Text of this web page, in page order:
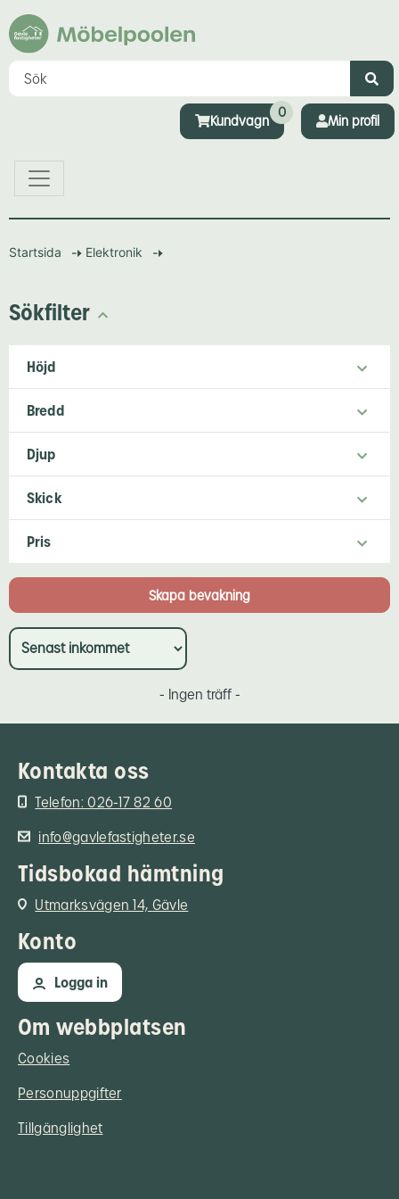
Kundvagn
0
Min profil
Startsida Elektronik
Sökfilter
Höjd
Bredd
Djup
Skick
Pris
- Ingen träff -
Kontakta oss
Telefon: 026-17 82 60
info@gavlefastigheter.se
Tidsbokad hämtning
Utmarksvägen 14, Gävle
Konto
Logga in
Om webbplatsen
Cookies
Personuppgifter
Tillgänglighet